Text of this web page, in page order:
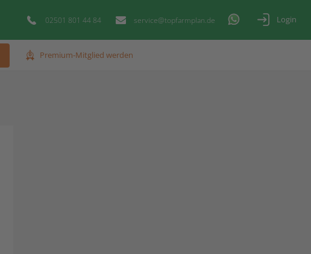
02501 801 44 84 service@topfarmplan.de Login
Premium-Mitglied werden